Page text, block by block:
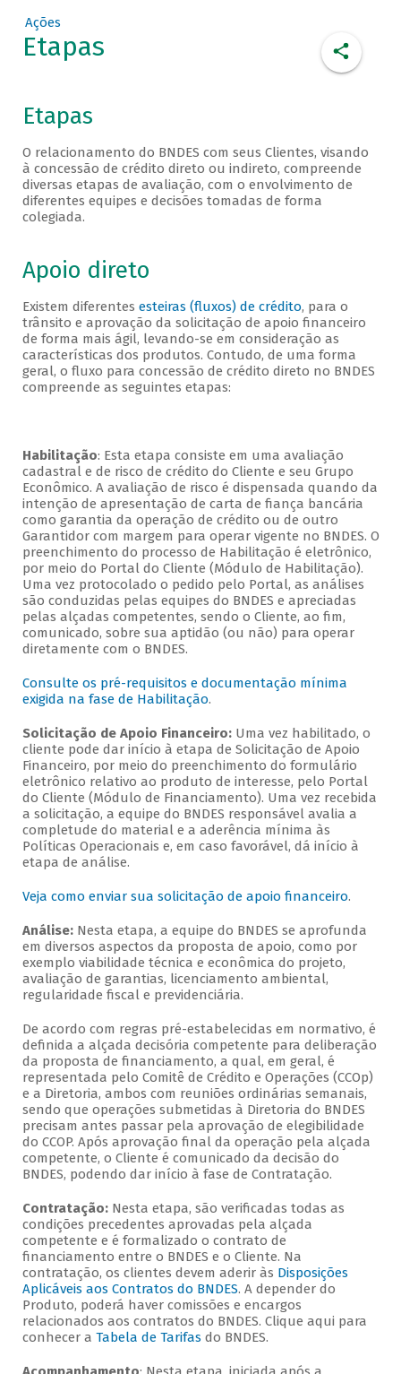
Ações
Etapas
Etapas
O relacionamento do BNDES com seus Clientes, visando
à concessão de crédito direto ou indireto, compreende
diversas etapas de avaliação, com o envolvimento de
diferentes equipes e decisões tomadas de forma
colegiada.
Apoio direto
Existem diferentes esteiras (fluxos) de crédito, para o
trânsito e aprovação da solicitação de apoio financeiro
de forma mais ágil, levando-se em consideração as
características dos produtos. Contudo, de uma forma
geral, o fluxo para concessão de crédito direto no BNDES
compreende as seguintes etapas:
Habilitação: Esta etapa consiste em uma avaliação
cadastral e de risco de crédito do Cliente e seu Grupo
Econômico. A avaliação de risco é dispensada quando da
intenção de apresentação de carta de fiança bancária
como garantia da operação de crédito ou de outro
Garantidor com margem para operar vigente no BNDES. O
preenchimento do processo de Habilitação é eletrônico,
por meio do Portal do Cliente (Módulo de Habilitação).
Uma vez protocolado o pedido pelo Portal, as análises
são conduzidas pelas equipes do BNDES e apreciadas
pelas alçadas competentes, sendo o Cliente, ao fim,
comunicado, sobre sua aptidão (ou não) para operar
diretamente com o BNDES.
Consulte os pré-requisitos e documentação mínima
exigida na fase de Habilitação.
Solicitação de Apoio Financeiro: Uma vez habilitado, o
cliente pode dar início à etapa de Solicitação de Apoio
Financeiro, por meio do preenchimento do formulário
eletrônico relativo ao produto de interesse, pelo Portal
do Cliente (Módulo de Financiamento). Uma vez recebida
a solicitação, a equipe do BNDES responsável avalia a
completude do material e a aderência mínima às
Políticas Operacionais e, em caso favorável, dá início à
etapa de análise.
Veja como enviar sua solicitação de apoio financeiro.
Análise:Nesta etapa, a equipe do BNDES se aprofunda
em diversos aspectos da proposta de apoio, como por
exemplo viabilidade técnica e econômica do projeto,
avaliação de garantias, licenciamento ambiental,
regularidade fiscal e previdenciária.
De acordo com regras pré-estabelecidas em normativo, é
definida a alçada decisória competente para deliberação
da proposta de financiamento, a qual, em geral, é
representada pelo Comitê de Crédito e Operações (CCOp)
e a Diretoria, ambos com reuniões ordinárias semanais,
sendo que operações submetidas à Diretoria do BNDES
precisam antes passar pela aprovação de elegibilidade
do CCOP. Após aprovação final da operação pela alçada
competente, o Cliente é comunicado da decisão do
BNDES, podendo dar início à fase de Contratação.
Contratação: Nesta etapa, são verificadas todas as
condições precedentes aprovadas pela alçada
competente e é formalizado o contrato de
financiamento entre o BNDES e o Cliente. Na
contratação, os clientes devem aderir às Disposições
Aplicáveis aos Contratos do BNDES. A depender do
Produto, poderá haver comissões e encargos
relacionados aos contratos do BNDES. Clique aqui para
conhecer a Tabela de Tarifas do BNDES.